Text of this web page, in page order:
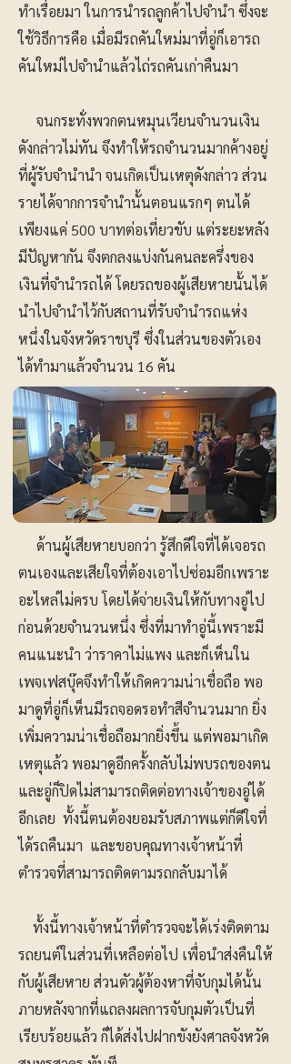
ทำเรื่อยมา ในการนำรถลูกค้าไปจำนำ ซึ่งจะ
ใช้วิธีการคือ เมื่อมีรถคันใหม่มาที่อู่ก็เอารถ
คันใหม่ไปจำนำแล้วไถ่รถคันเก่าคืนมา
จนกระทั่งพวกตนหมุนเวียนจำนวนเงิน
ดังกล่าวไม่ทัน จึงทำให้รถจำนวนมากค้างอยู่
ที่ผู้รับจำนำนำ จนเกิดเป็นเหตุดังกล่าว ส่วน
รายได้จากการจำนำนั้นตอนแรกๆ ตนได้
เพียงแค่ 500 บาทต่อเที่ยวขับ แต่ระยะหลัง
มีปัญหากัน จึงตกลงแบ่งกันคนละครึ่งของ
เงินที่จำนำรถได้ โดยรถของผู้เสียหายนั้นได้
นำไปจำนำไว้กับสถานที่รับจำนำรถแห่ง
หนึ่งในจังหวัดราชบุรี ซึ่งในส่วนของตัวเอง
ได้ทำมาแล้วจำนวน 16 คัน
ด้านผู้เสียหายบอกว่า รู้สึกดีใจที่ได้เจอรถ
ตนเองและเสียใจที่ต้องเอาไปซ่อมอีกเพราะ
อะไหล่ไม่ครบ โดยได้จ่ายเงินให้กับทางอู่ไป
ก่อนด้วยจำนวนหนึ่ง ซึ่งที่มาทำอู่นี้เพราะมี
คนแนะนำ ว่าราคาไม่แพง และก็เห็นใน
เพจเฟสบุ๊คจึงทำให้เกิดความน่าเชื่อถือ พอ
มาดูที่อู่ก็เห็นมีรถจอดรอทำสีจำนวนมาก ยิ่ง
เพิ่มความน่าเชื่อถือมากยิ่งขึ้น แต่พอมาเกิด
เหตุแล้ว พอมาดูอีกครั้งกลับไม่พบรถของตน
และอู่ก็ปิดไม่สามารถติดต่อทางเจ้าของอู่ได้
อีกเลย ทั้งนี้ตนต้องยอมรับสภาพแต่ก็ดีใจที่
ได้รถคืนมา และขอบคุณทางเจ้าหน้าที่
ตำรวจที่สามารถติดตามรถกลับมาได้
ทั้งนี้ทางเจ้าหน้าที่ตำรวจจะได้เร่งติดตาม
รถยนต์ในส่วนที่เหลือต่อไป เพื่อนำส่งคืนให้
กับผู้เสียหาย ส่วนตัวผู้ต้องหาที่จับกุมได้นั้น
ภายหลังจากที่แถลงผลการจับกุมตัวเป็นที่
เรียบร้อยแล้ว ก็ได้ส่งไปฝากขังยังศาลจังหวัด